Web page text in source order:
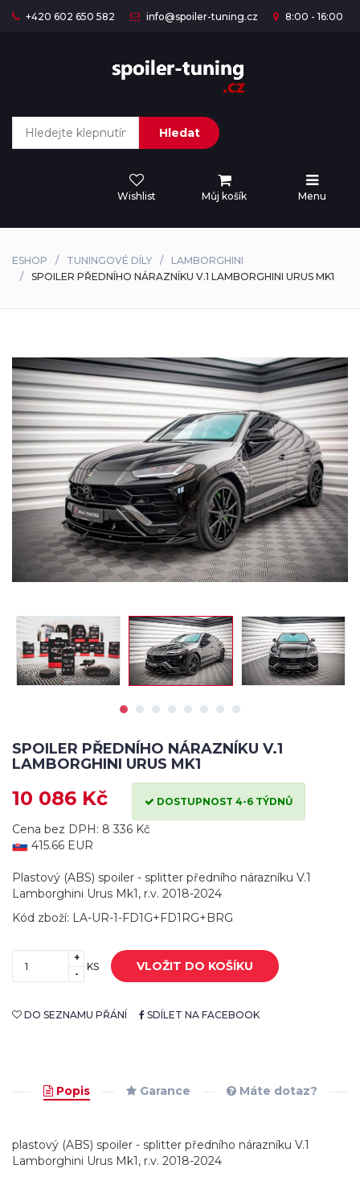
+420 602 650 582 info@spoiler-tuning.cz 8:00 - 16:00
Hledat
Wishlist Můj košík Menu
ESHOP TUNINGOVÉ DÍLY
LAMBORGHINI
SPOILER PŘEDNÍHO NÁRAZNÍKU V.1 LAMBORGHINI URUS MK1
SPOILER PŘEDNÍHO NÁRAZNÍKU V.1
LAMBORGHINI URUS MK1
10 086 Kč DOSTUPNOST 4-6 TÝDNŮ
Cena bez DPH: 8 336 Kč
415.66 EUR
Plastový (ABS) spoiler - splitter předního nárazníku V.1
Lamborghini Urus Mk1, r.v. 2018-2024
Kód zboží: LA-UR-1-FD1G+FD1RG+BRG
+
-
KS VLOŽIT DO KOŠÍKU
DO SEZNAMU PŘÁNÍ SDÍLET NA FACEBOOK
Popis Garance Máte dotaz?
plastový (ABS) spoiler - splitter předního nárazníku V.1
Lamborghini Urus Mk1, r.v. 2018-2024